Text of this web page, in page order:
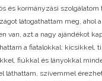
és kormányzási
látogathattam meg, ahol
van, azt a nagy ajándékot
a fiatalokkal: kicsikkel,
fiúkkal és lányokkal
láthattam, szívemmel